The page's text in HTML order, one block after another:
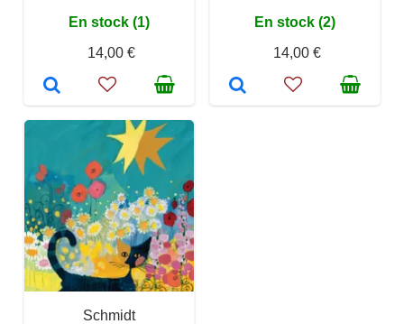
En stock (1)
14,00 €
En stock (2)
14,00 €
Schmidt